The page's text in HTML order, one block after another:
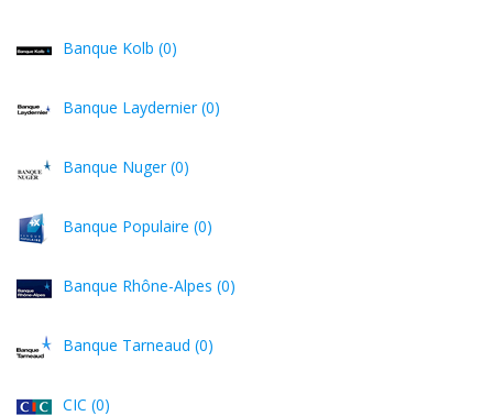
Banque Kolb (0)
Banque Laydernier (0)
Banque Nuger (0)
Banque Populaire (0)
Banque Rhône-Alpes (0)
Banque Tarneaud (0)
CIC (0)